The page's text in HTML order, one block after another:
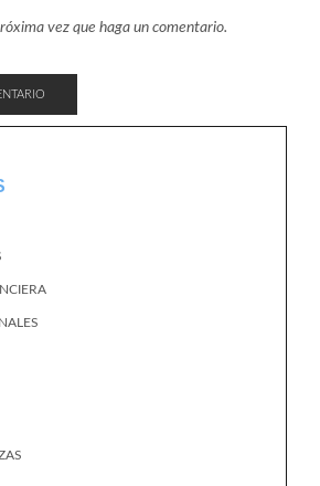
vez que haga un comentario.